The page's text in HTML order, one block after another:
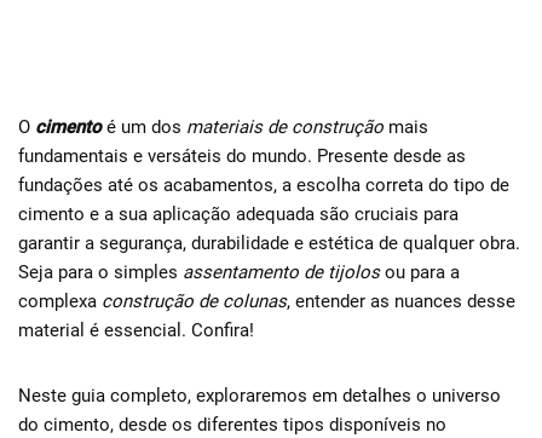
O cimentoé um dos materiais de construção mais
fundamentais e versáteis do mundo. Presente desde as
fundações até os acabamentos, a escolha correta do tipo de
cimento e a sua aplicação adequada são cruciais para
garantir a segurança, durabilidade e estética de qualquer obra.
Seja para o simples assentamento de tijolosou para a
complexa construção de colunas, entender as nuances desse
material é essencial. Confira!
Neste guia completo, exploraremos em detalhes o universo
do cimento, desde os diferentes tipos disponíveis no